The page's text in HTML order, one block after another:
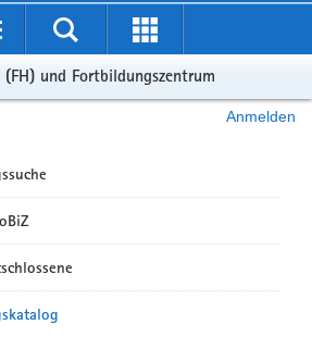
und Fortbildungszentrum
Anmelden